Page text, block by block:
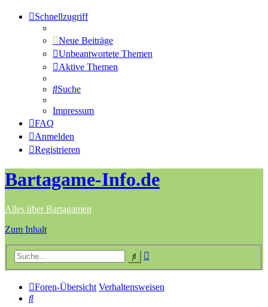
Schnellzugriff
Neue Beiträge
Unbeantwortete Themen
Aktive Themen
Suche
Impressum
FAQ
Anmelden
Registrieren
Bartagame-Info.de
Alles über Bartagamen
Zum Inhalt
Suche
Foren-Übersicht Verhaltensweisen
Suche